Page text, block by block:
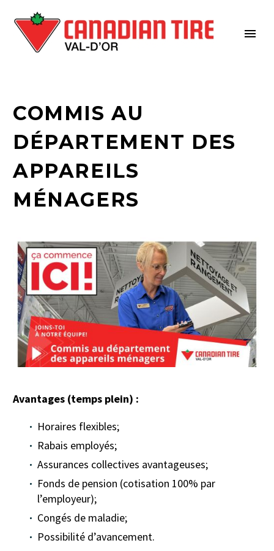
COMMIS AU
DÉPARTEMENT DES
APPAREILS
MÉNAGERS
Avantages (temps plein) :
Horaires flexibles;
Rabais employés;
Assurances collectives avantageuses;
Fonds de pension (cotisation 100% par
l’employeur);
Congés de maladie;
Possibilité d’avancement.